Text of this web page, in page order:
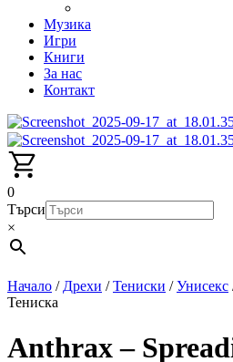
Музика
Игри
Книги
За нас
Контакт
0
Търси
×
Начало / Дрехи /Тениски /Унисекс
Тениска
Anthrax –